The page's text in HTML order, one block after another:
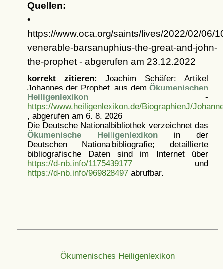
Quellen:
•
https://www.oca.org/saints/lives/2022/02/06/
venerable-barsanuphius-the-great-and-john-
the-prophet - abgerufen am 23.12.2022
korrekt zitieren: Joachim Schäfer: Artikel
Johannes der Prophet, aus dem Ökumenischen
Heiligenlexikon-
https://www.heiligenlexikon.de/BiographienJ/
, abgerufen am 6. 8. 2026
Die Deutsche Nationalbibliothek verzeichnet das
Ökumenische Heiligenlexikonin der
Deutschen Nationalbibliografie; detaillierte
bibliografische Daten sind im Internet über
https://d-nb.info/1175439177und
https://d-nb.info/969828497abrufbar.
Ökumenisches Heiligenlexikon